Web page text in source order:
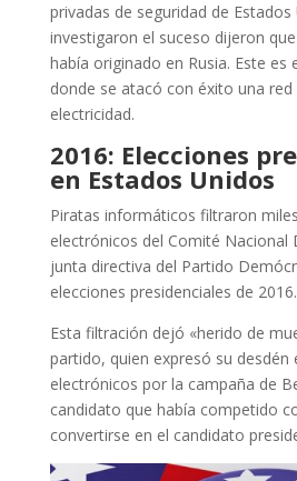
privadas de seguridad de Estados
investigaron el suceso dijeron
había originado en Rusia. Este es
donde se atacó con éxito una
electricidad.
2016: Elecciones
en Estados Unidos
Piratas informáticos filtraron
electrónicos del Comité Nacional
junta directiva del Partido
elecciones presidenciales de 2016.
Esta filtración dejó «herido de
partido, quien expresó su desdén
electrónicos por la campaña de
candidato que había competido
convertirse en el candidato